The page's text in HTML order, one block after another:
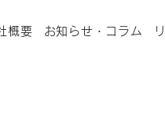
概要 お知らせ・コラム